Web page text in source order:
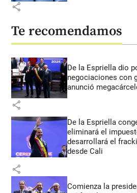
share
Te recomendamos
De la Espriella dio
negociaciones con
anunció
share
De la Espriella
eliminará el
desarrollará el
desde Cali
share
Comienza la